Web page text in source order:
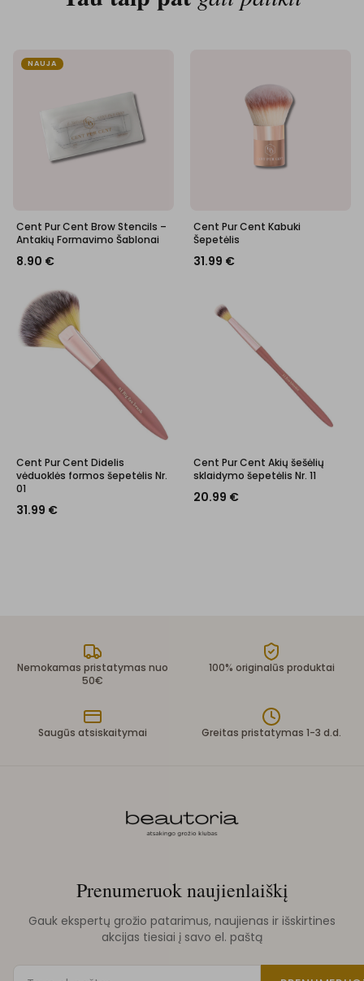
NAUJA
Cent Pur Cent Brow Stencils –
Antakių Formavimo Šablonai
8.90 €
Cent Pur Cent Kabuki
Šepetėlis
31.99 €
Cent Pur Cent Didelis
vėduoklės formos šepetėlis Nr.
01
31.99 €
Cent Pur Cent Akių šešėlių
sklaidymo šepetėlis Nr. 11
20.99 €
Nemokamas pristatymas nuo
50€
100% originalūs produktai
Saugūs atsiskaitymai Greitas pristatymas 1-3 d.d.
Prenumeruok naujienlaiškį
Gauk ekspertų grožio patarimus, naujienas ir išskirtines
akcijas tiesiai į savo el. paštą